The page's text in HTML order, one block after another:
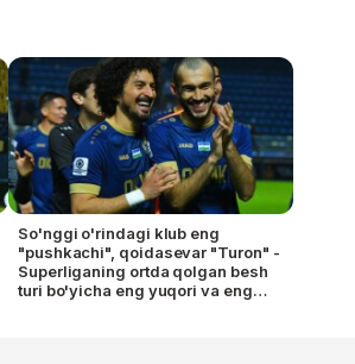
So'nggi o'rindagi klub eng
"pushkachi", qoidasevar "Turon" -
Superliganing ortda qolgan besh
turi bo'yicha eng yuqori va eng